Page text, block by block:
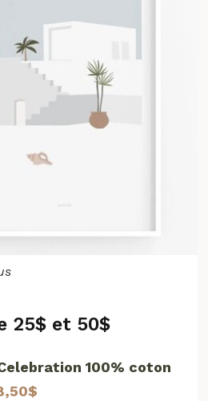
25$ et 50$
100% coton